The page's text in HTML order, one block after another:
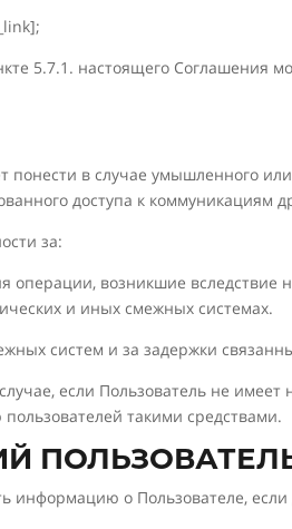
5.7.1. настоящего Соглашения
понести в случае умышленного
доступа к коммуникациям
за:
операции, возникшие вследствие
и иных смежных системах.
систем и за задержки
если Пользователь не имеет
такими средствами.
информацию о Пользователе,